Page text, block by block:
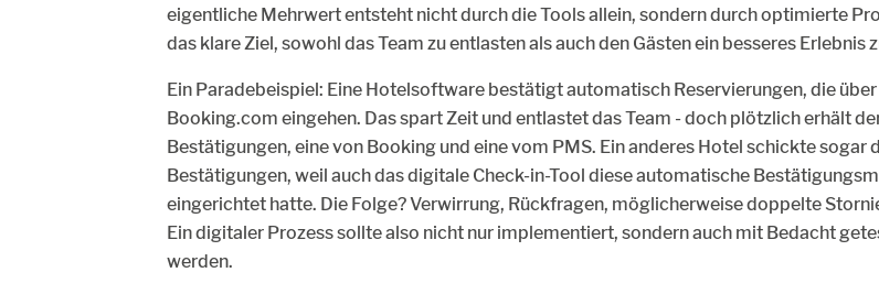
eigentliche Mehrwert entsteht nicht durch die Tools allein, sondern durch optimierte
das klare Ziel, sowohl das Team zu entlasten als auch den Gästen ein besseres Erlebnis
Ein Paradebeispiel: Eine Hotelsoftware bestätigt automatisch Reservierungen, die über
Booking.com eingehen. Das spart Zeit und entlastet das Team - doch plötzlich erhält
Bestätigungen, eine von Booking und eine vom PMS. Ein anderes Hotel schickte sogar
Bestätigungen, weil auch das digitale Check-in-Tool diese automatische
eingerichtet hatte. Die Folge? Verwirrung, Rückfragen, möglicherweise doppelte
Ein digitaler Prozess sollte also nicht nur implementiert, sondern auch mit Bedacht
werden.